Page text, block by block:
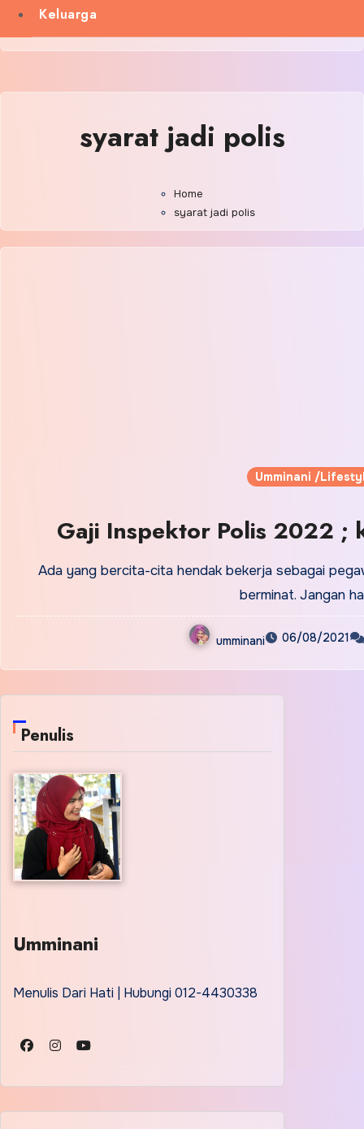
Keluarga
syarat jadi polis
Home
syarat jadi polis
Umminani /
Gaji Inspektor Polis 2022 ;
Ada yang bercita-cita hendak bekerja sebagai
berminat. Jangan
umminani 06/08/2021
Penulis
Umminani
Menulis Dari Hati | Hubungi 012-4430338